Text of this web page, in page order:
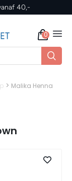
40,-
0
> Malika Henna